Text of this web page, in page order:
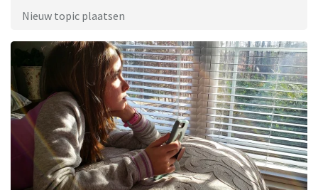
Nieuw topic plaatsen